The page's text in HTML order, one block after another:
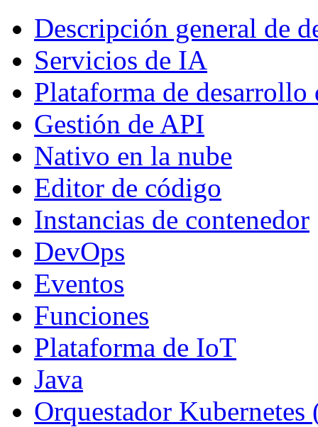
Descripción general de
Servicios de IA
Plataforma de
Gestión de API
Nativo en la nube
Editor de código
Instancias de contenedor
DevOps
Eventos
Funciones
Plataforma de IoT
Java
Orquestador Kubernetes